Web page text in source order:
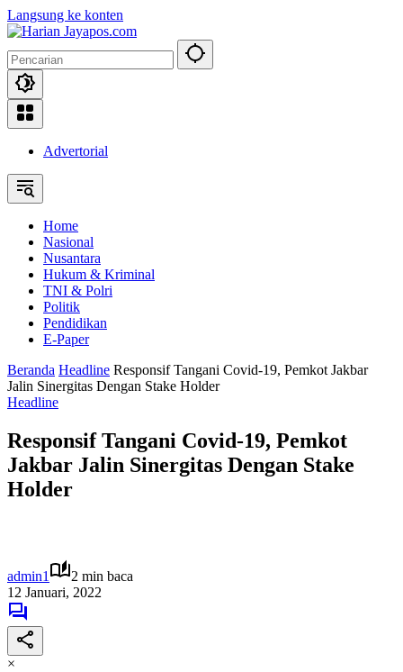
Langsung ke konten
Advertorial
Home
Nasional
Nusantara
Hukum & Kriminal
TNI & Polri
Politik
Pendidikan
E-Paper
Beranda Headline Responsif Tangani Covid-19, Pemkot Jakbar
Jalin Sinergitas Dengan Stake Holder
Headline
Responsif Tangani Covid-19, Pemkot
Jakbar Jalin Sinergitas Dengan Stake
Holder
admin1
2 min baca
12 Januari, 2022
×